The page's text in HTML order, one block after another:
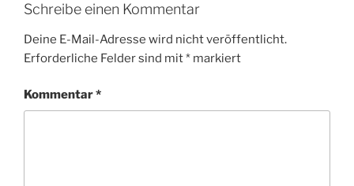
Schreibe einen Kommentar
Deine E-Mail-Adresse wird nicht veröffentlicht.
Erforderliche Felder sind mit* markiert
Kommentar*